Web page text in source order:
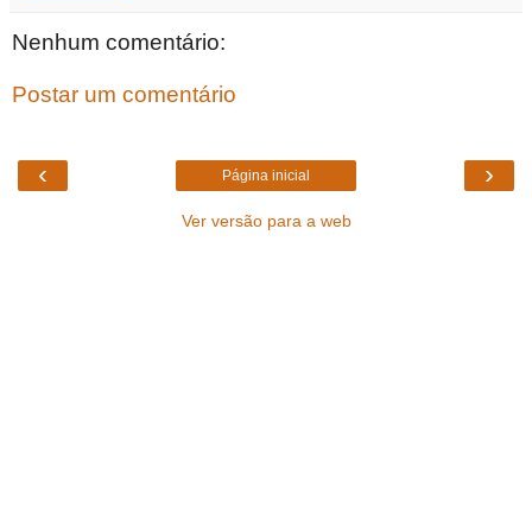
Nenhum comentário:
Postar um comentário
‹ ›
Página inicial
Ver versão para a web